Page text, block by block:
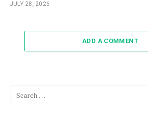
JULY 28, 2026
ADD A COMMENT